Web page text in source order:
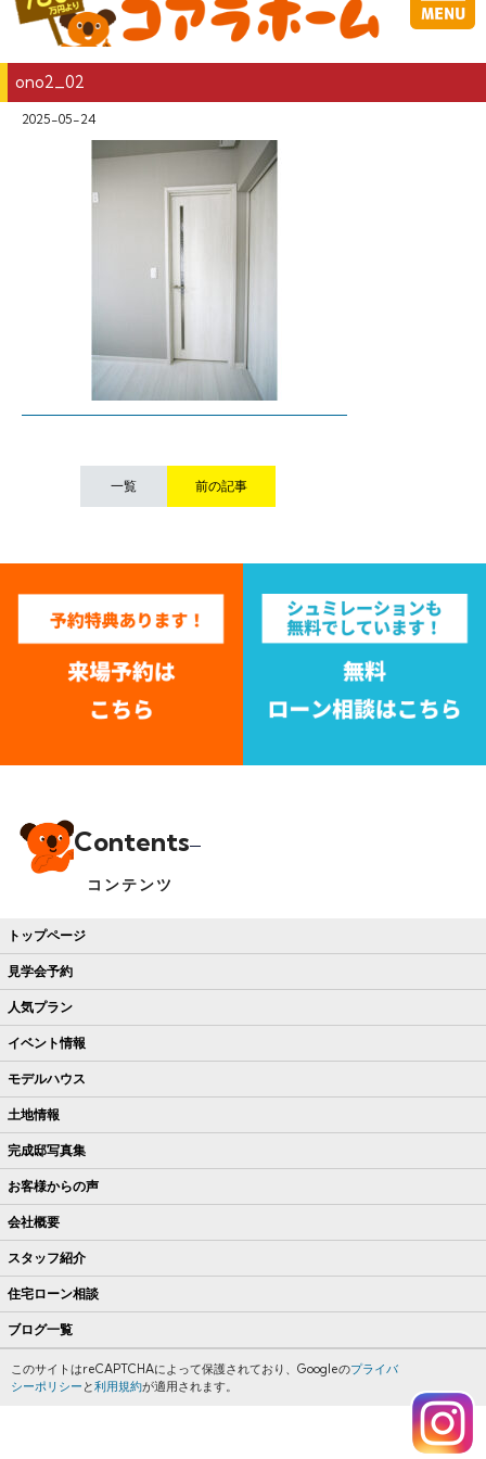
ono2_02
2025-05-24
一覧 前の記事
Contents
コンテンツ
トップページ
見学会予約
人気プラン
イベント情報
モデルハウス
土地情報
完成邸写真集
お客様からの声
会社概要
スタッフ紹介
住宅ローン相談
ブログ一覧
このサイトはreCAPTCHAによって保護されており、Googleのプライバ
シーポリシー と利用規約が適用されます。